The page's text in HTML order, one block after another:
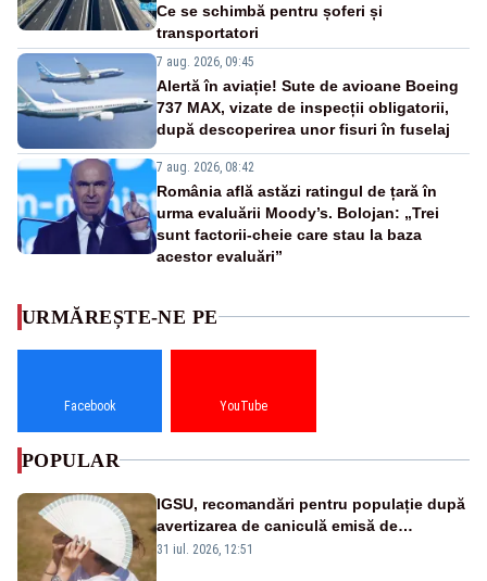
Ce se schimbă pentru șoferi și
transportatori
7 aug. 2026, 09:45
Alertă în aviație! Sute de avioane Boeing
737 MAX, vizate de inspecții obligatorii,
după descoperirea unor fisuri în fuselaj
7 aug. 2026, 08:42
România află astăzi ratingul de țară în
urma evaluării Moody’s. Bolojan: „Trei
sunt factorii-cheie care stau la baza
acestor evaluări”
URMĂREȘTE-NE PE
Facebook YouTube
POPULAR
IGSU, recomandări pentru populație după
avertizarea de caniculă emisă de
meteorologi
31 iul. 2026, 12:51